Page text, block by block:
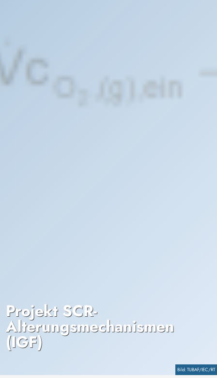
CopyrightTUBAF/IEC/RT
Projekt SCR-
Alterungsmechanismen
(IGF)